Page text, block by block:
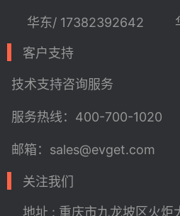
华东/ 17382392642
客户支持
技术支持咨询服务
服务热线：400-700-1020
邮箱：sales@evget.com
关注我们
地址 : 重庆市九龙坡区火炬